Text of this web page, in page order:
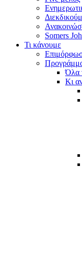
Somers
Τι κάνουμε
Όλα
Κι